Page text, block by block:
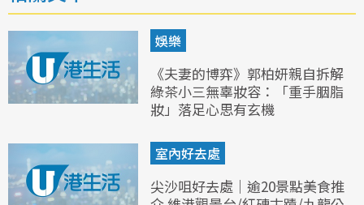
娛樂
《夫妻的博弈》郭柏妍親自拆解
綠茶小三無辜妝容：「重手胭脂
妝」落足心思有玄機
室內好去處
尖沙咀好去處｜逾20景點美食推